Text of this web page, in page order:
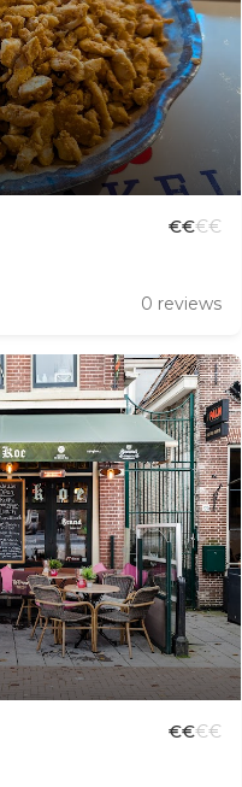
€€€€
0 reviews
€€€€